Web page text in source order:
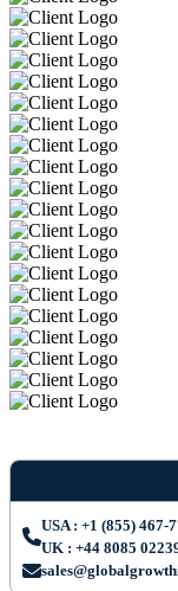
USA : +1 (855)
UK : +44 8085